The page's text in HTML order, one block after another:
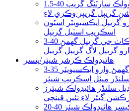
1.5-40 ٽن ايڪسيويٽر روٽري هائيڊروولڪ سارٽنگ گريب
گريپل گريپر وڪري لاءِ
گريپل ايڪسيويٽر اسٽون
اسڪريپ اسٽيل گريپل
3-40 ٽن ايڪسيويٽر هائيڊولڪ ڪاٺ جي گريپل گھمڻ
گريپل لاگ گريپل گريپل
هائيڊولڪ ڪرشر شيئر/پنسر
3-35 ٽن ايڪسيويٽر لاءِ هائيڊولڪ گھمڻ وارو ايڪسيويٽر
ميٽل اسڪريپ شيئر
سلنڈر هائيڊولڪ شيئرز
گيئر لاءِ نئين قينچي
20-40 ٽن ايڪسيويٽر اسڪيسر هائيڊولڪ شيئر